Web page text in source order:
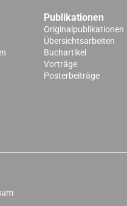
Publikationen
Originalpublikationen
Übersichtsarbeiten
Buchartikel
Vorträge
Posterbeiträge